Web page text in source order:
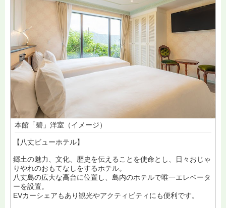
本館「碧」洋室（イメージ）
【八丈ビューホテル】
郷土の魅力、文化、歴史を伝えることを使命とし、日々おじゃ
りやれのおもてなしをするホテル。
八丈島の広大な高台に位置し、島内のホテルで唯一エレベータ
ーを設置。
EVカーシェアもあり観光やアクティビティにも便利です。